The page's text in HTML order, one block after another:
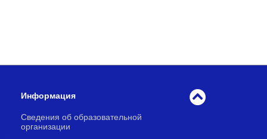
Информация
Сведения об образовательной
организации